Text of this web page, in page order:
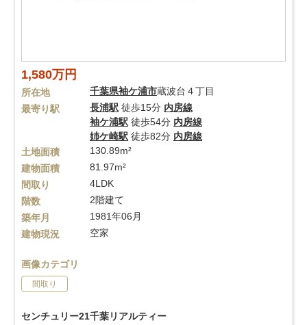
1,580万円
所在地 千葉県袖ケ浦市蔵波台４丁目
最寄り駅
長浦駅 徒歩15分 内房線
袖ケ浦駅 徒歩54分 内房線
姉ケ崎駅 徒歩82分 内房線
土地面積
130.89m²
建物面積
81.97m²
間取り
4LDK
階数
2階建て
築年月
1981年06月
建物現況
空家
画像カテゴリ
間取り
センチュリー21千葉リアルティー